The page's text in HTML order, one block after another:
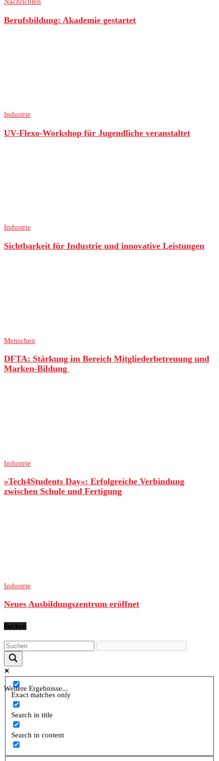
Nachrichten
Berufsbildung: Akademie gestartet
Industrie
UV-Flexo-Workshop für Jugendliche veranstaltet
Industrie
Sichtbarkeit für Industrie und innovative Leistungen
Menschen
DFTA: Stärkung im Bereich Mitgliederbetreuung und
Marken-Bildung
Industrie
»Tech4Students Day«: Erfolgreiche Verbindung
zwischen Schule und Fertigung
Industrie
Neues Ausbildungszentrum eröffnet
Suchen
Weitere Ergebnisse...
Exact matches only
Search in title
Search in content